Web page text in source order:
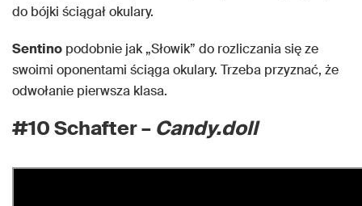
do bójki ściągał okulary.
Sentino podobnie jak „Słowik” do rozliczania się ze
swoimi oponentami ściąga okulary. Trzeba przyznać, że
odwołanie pierwsza klasa.
#10 Schafter – Candy.doll